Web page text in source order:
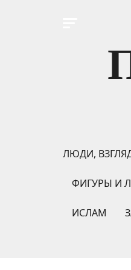
ЛЮДИ,
ФИГУРЫ И
ИСЛАМ